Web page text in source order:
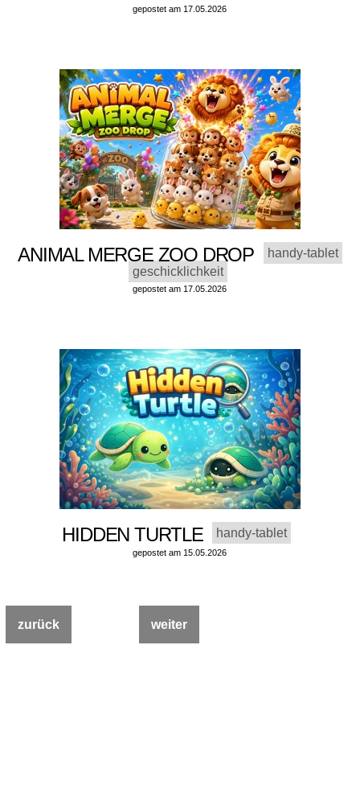
gepostet am 17.05.2026
ANIMAL MERGE ZOO DROP
handy-tablet
geschicklichkeit
gepostet am 17.05.2026
HIDDEN TURTLE handy-tablet
gepostet am 15.05.2026
zurück weiter